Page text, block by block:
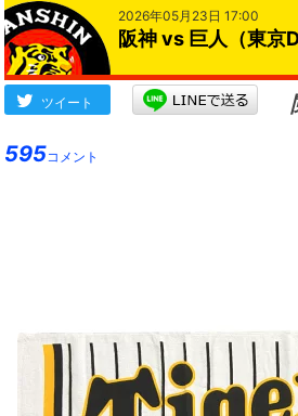
2026年05月23日 17:00
阪神 vs 巨人（東
ツイート
595コメント